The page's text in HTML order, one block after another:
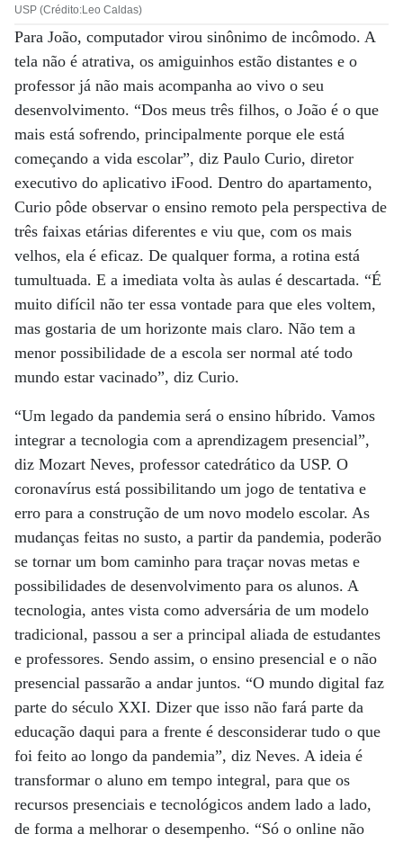
USP (Crédito:Leo Caldas)
Para João, computador virou sinônimo de incômodo. A
tela não é atrativa, os amiguinhos estão distantes e o
professor já não mais acompanha ao vivo o seu
desenvolvimento. “Dos meus três filhos, o João é o que
mais está sofrendo, principalmente porque ele está
começando a vida escolar”, diz Paulo Curio, diretor
executivo do aplicativo iFood. Dentro do apartamento,
Curio pôde observar o ensino remoto pela perspectiva de
três faixas etárias diferentes e viu que, com os mais
velhos, ela é eficaz. De qualquer forma, a rotina está
tumultuada. E a imediata volta às aulas é descartada. “É
muito difícil não ter essa vontade para que eles voltem,
mas gostaria de um horizonte mais claro. Não tem a
menor possibilidade de a escola ser normal até todo
mundo estar vacinado”, diz Curio.
“Um legado da pandemia será o ensino híbrido. Vamos
integrar a tecnologia com a aprendizagem presencial”,
diz Mozart Neves, professor catedrático da USP. O
coronavírus está possibilitando um jogo de tentativa e
erro para a construção de um novo modelo escolar. As
mudanças feitas no susto, a partir da pandemia, poderão
se tornar um bom caminho para traçar novas metas e
possibilidades de desenvolvimento para os alunos. A
tecnologia, antes vista como adversária de um modelo
tradicional, passou a ser a principal aliada de estudantes
e professores. Sendo assim, o ensino presencial e o não
presencial passarão a andar juntos. “O mundo digital faz
parte do século XXI. Dizer que isso não fará parte da
educação daqui para a frente é desconsiderar tudo o que
foi feito ao longo da pandemia”, diz Neves. A ideia é
transformar o aluno em tempo integral, para que os
recursos presenciais e tecnológicos andem lado a lado,
de forma a melhorar o desempenho. “Só o online não